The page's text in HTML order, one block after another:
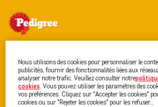
Découvrez PEDIGREE®
Nourriture Pour Chien
Nous utilisons des cookies pour personnaliser le
publicités, fournir des fonctionnalités liées aux
analyser notre trafic. Veuillez consulter notre
cookies(opens in a new tab)
. Vous pouvez utiliser les paramètres des
vos préférences. Cliquez sur "Accepter les cookies"
cookies ou sur "Rejeter les cookies" pour les refuser..